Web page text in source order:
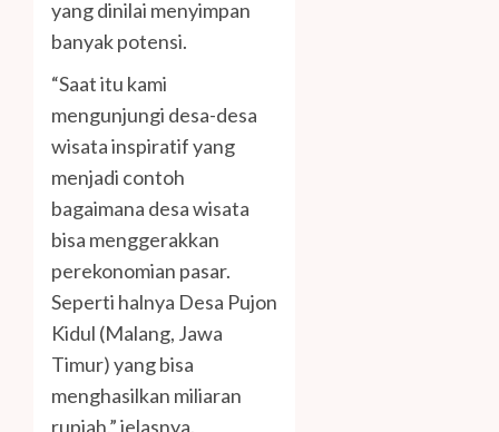
yang dinilai menyimpan
banyak potensi.
“Saat itu kami
mengunjungi desa-desa
wisata inspiratif yang
menjadi contoh
bagaimana desa wisata
bisa menggerakkan
perekonomian pasar.
Seperti halnya Desa Pujon
Kidul (Malang, Jawa
Timur) yang bisa
menghasilkan miliaran
rupiah,” jelasnya.